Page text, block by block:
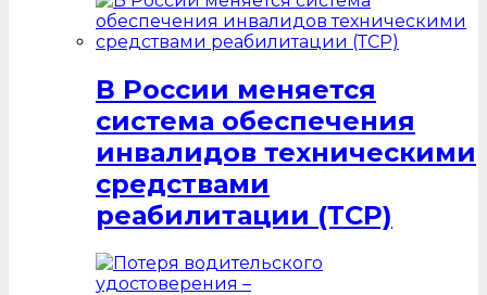
В России меняется
система обеспечения
инвалидов техническими
средствами
реабилитации (ТСР)